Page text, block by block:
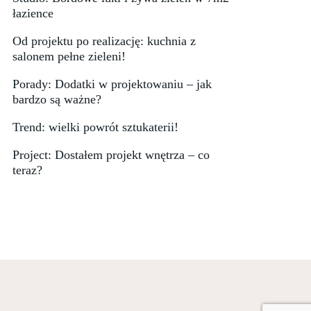
łazience
Od projektu po realizację: kuchnia z
salonem pełne zieleni!
Porady: Dodatki w projektowaniu – jak
bardzo są ważne?
Trend: wielki powrót sztukaterii!
Project: Dostałem projekt wnętrza – co
teraz?